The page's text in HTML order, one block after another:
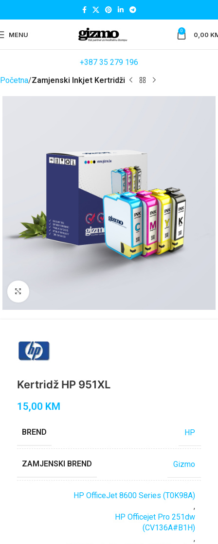
MENU 0 0,00
+387 35 279 196
Početna Zamjenski Inkjet Kertridži
Click to enlarge
Kertridž HP 951XL
15,00 KM
BREND HP
ZAMJENSKI BREND Gizmo
HP OfficeJet 8600 Series (T0K98A)
,
HP Officejet Pro 251dw
(CV136A#B1H)
,